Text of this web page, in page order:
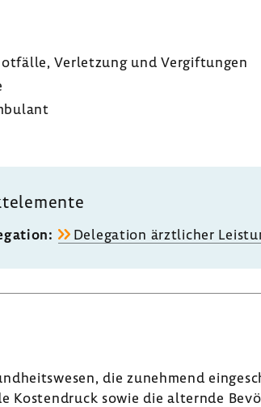
Verlet­zung und Vergif­tungen
Dele­ga­tion ärzt­li­cher
die zuneh­mend
Kosten­druck sowie die alternde